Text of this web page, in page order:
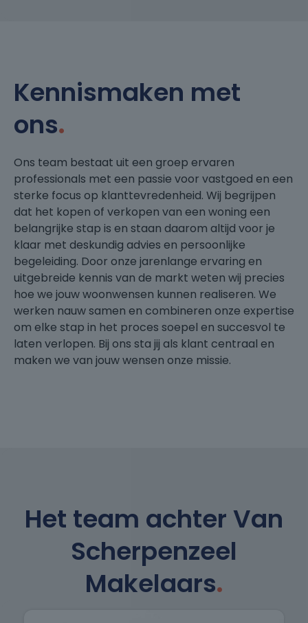
Kennismaken met
ons.
Ons team bestaat uit een groep ervaren
professionals met een passie voor vastgoed en een
sterke focus op klanttevredenheid. Wij begrijpen
dat het kopen of verkopen van een woning een
belangrijke stap is en staan daarom altijd voor je
klaar met deskundig advies en persoonlijke
begeleiding. Door onze jarenlange ervaring en
uitgebreide kennis van de markt weten wij precies
hoe we jouw woonwensen kunnen realiseren. We
werken nauw samen en combineren onze expertise
om elke stap in het proces soepel en succesvol te
laten verlopen. Bij ons sta jij als klant centraal en
maken we van jouw wensen onze missie.
Het team achter Van
Scherpenzeel
Makelaars.